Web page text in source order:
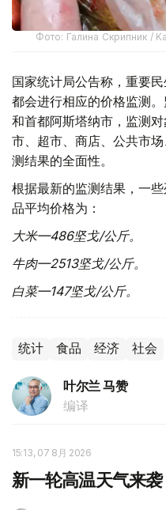
Фото: Галина Скрипник /
国家统计局公告称，重要
都会进行相应的价格监测
和首都阿斯塔纳市，监测
市、超市、商店、公共市
测结果的全面性。
根据最新的监测结果，一
品平均价格为：
大米—486坚戈/公斤。
牛肉—2513坚戈/公斤。
白菜—147坚戈/公斤。
统计 食品 经济 社会
叶尔兰 马赞
编译
15:13, 07 8月 2026
新一轮高温天气来